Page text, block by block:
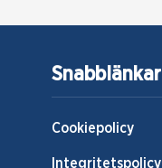
Snabblänkar
Cookiepolicy
Integritetspolicy